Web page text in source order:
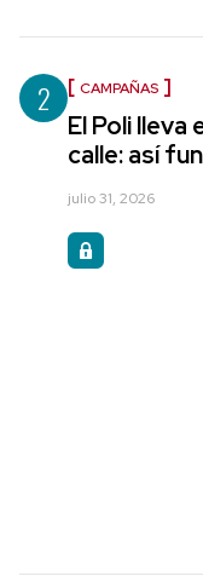
2 CAMPAÑAS
El Poli lleva
calle: así
julio 31, 2026